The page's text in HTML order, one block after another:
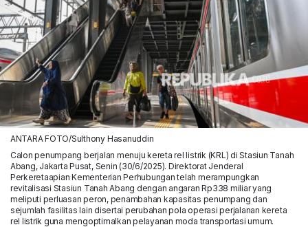
ANTARA FOTO/Sulthony Hasanuddin
Calon penumpang berjalan menuju kereta rel listrik (KRL) di Stasiun Tanah
Abang, Jakarta Pusat, Senin (30/6/2025). Direktorat Jenderal
Perkeretaapian Kementerian Perhubungan telah merampungkan
revitalisasi Stasiun Tanah Abang dengan angaran Rp338 miliar yang
meliputi perluasan peron, penambahan kapasitas penumpang dan
sejumlah fasilitas lain disertai perubahan pola operasi perjalanan kereta
rel listrik guna mengoptimalkan pelayanan moda transportasi umum.